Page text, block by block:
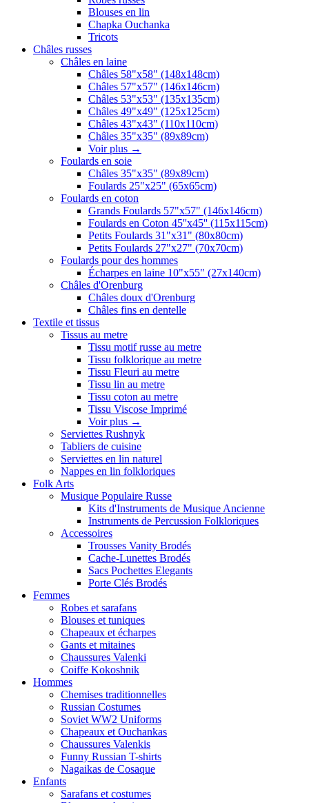
Blouses en lin
Chapka Ouchanka
Tricots
Châles russes
Châles en laine
Châles 58"x58" (148x148cm)
Châles 57"x57" (146x146cm)
Châles 53"x53" (135x135cm)
Châles 49"x49" (125x125cm)
Châles 43"x43" (110x110cm)
Châles 35"x35" (89x89cm)
Voir plus →
Foulards en soie
Châles 35"x35" (89x89cm)
Foulards 25"x25" (65x65cm)
Foulards en coton
Grands Foulards 57"x57" (146x146cm)
Foulards en Coton 45''x45'' (115x115cm)
Petits Foulards 31"x31" (80x80cm)
Petits Foulards 27"x27" (70x70cm)
Foulards pour des hommes
Écharpes en laine 10"x55" (27x140cm)
Châles d'Orenburg
Châles doux d'Orenburg
Châles fins en dentelle
Textile et tissus
Tissus au metre
Tissu motif russe au metre
Tissu folklorique au metre
Tissu Fleuri au metre
Tissu lin au metre
Tissu coton au metre
Tissu Viscose Imprimé
Voir plus →
Serviettes Rushnyk
Tabliers de cuisine
Serviettes en lin naturel
Nappes en lin folkloriques
Folk Arts
Musique Populaire Russe
Kits d'Instruments de Musique Ancienne
Instruments de Percussion Folkloriques
Accessoires
Trousses Vanity Brodés
Cache-Lunettes Brodés
Sacs Pochettes Elegants
Porte Clés Brodés
Femmes
Robes et sarafans
Blouses et tuniques
Chapeaux et écharpes
Gants et mitaines
Chaussures Valenki
Coiffe Kokoshnik
Hommes
Chemises traditionnelles
Russian Costumes
Soviet WW2 Uniforms
Chapeaux et Ouchankas
Chaussures Valenkis
Funny Russian T-shirts
Nagaikas de Cosaque
Enfants
Sarafans et costumes